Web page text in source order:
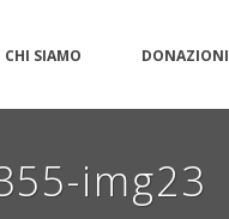
CHI SIAMO DONAZIONI
img23